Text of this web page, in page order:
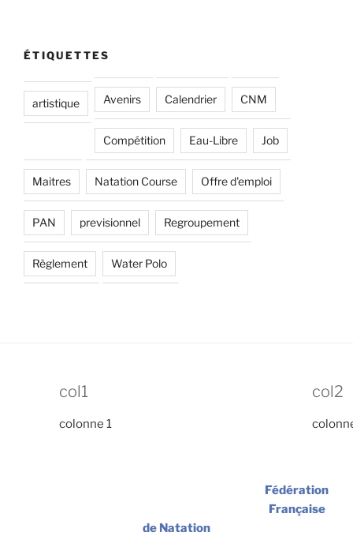
ÉTIQUETTES
artistique Avenirs Calendrier CNM
Compétition Eau-Libre Job
Maitres Natation Course Offre d'emploi
PAN previsionnel Regroupement
Règlement Water Polo
col1
colonne 1
col2
Fédération
Française
de Natation